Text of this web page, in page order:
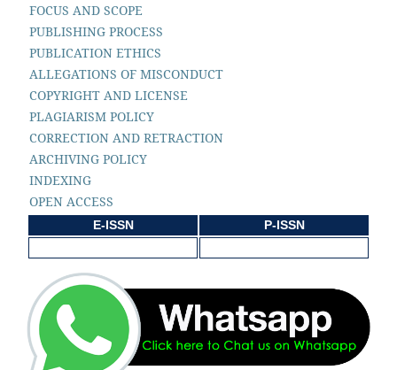
FOCUS AND SCOPE
PUBLISHING PROCESS
PUBLICATION ETHICS
ALLEGATIONS OF MISCONDUCT
COPYRIGHT AND LICENSE
PLAGIARISM POLICY
CORRECTION AND RETRACTION
ARCHIVING POLICY
INDEXING
OPEN ACCESS
E-ISSN P-ISSN